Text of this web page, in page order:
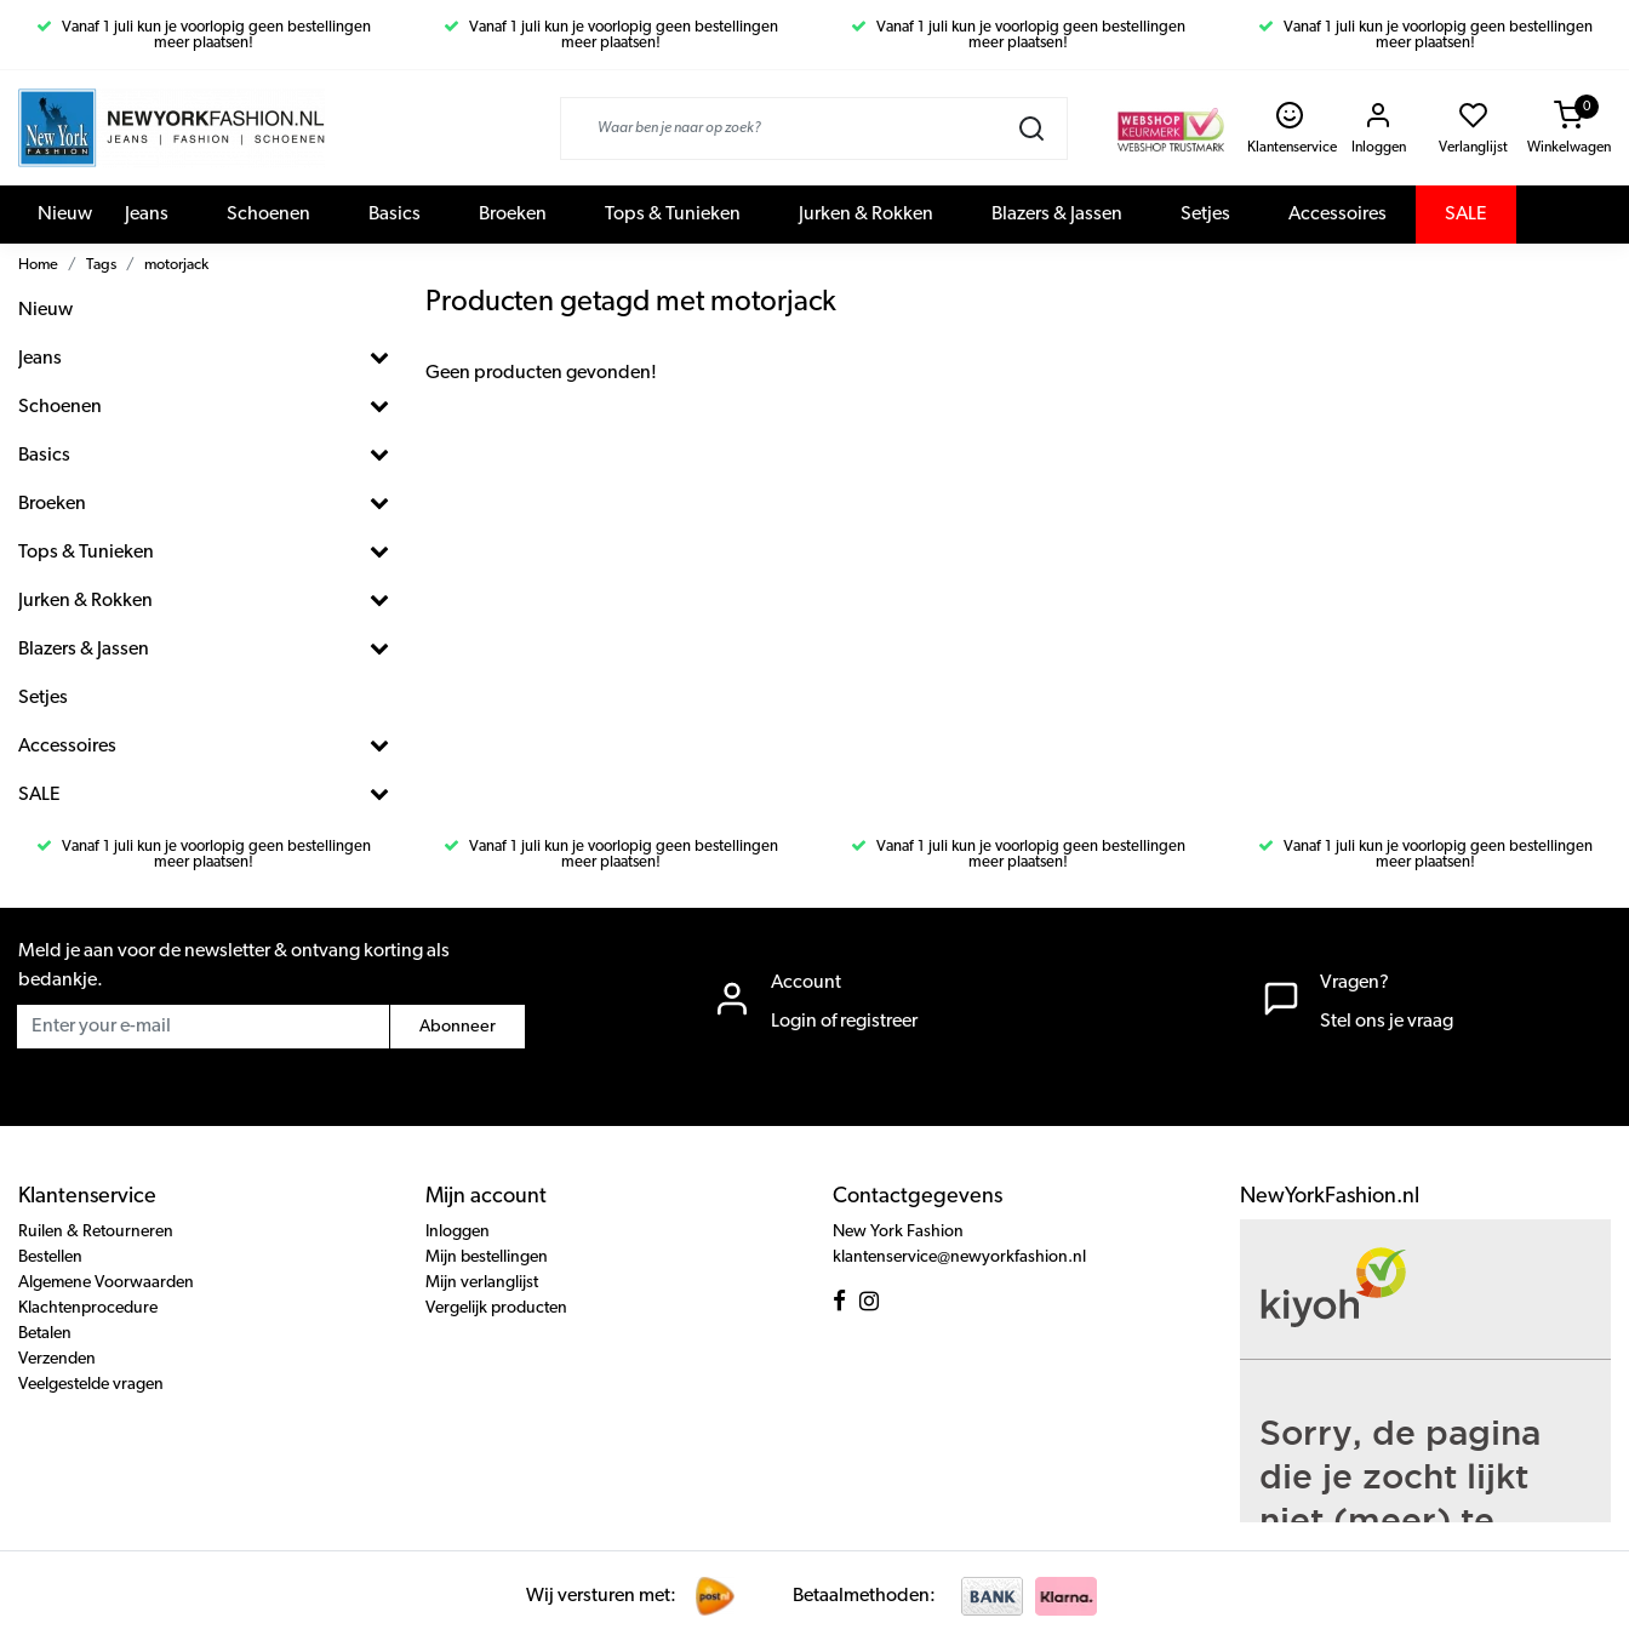
Vanaf 1 juli kun je voorlopig geen bestellingen
meer plaatsen!
Vanaf 1 juli kun je voorlopig geen bestellingen
meer plaatsen!
Vanaf 1 juli kun je voorlopig geen bestellingen
meer plaatsen!
Vanaf 1 juli kun je voorlopig geen bestellingen
meer plaatsen!
Klantenservice Inloggen Verlanglijst Winkelwagen
0
Nieuw Jeans Schoenen Basics Broeken Tops & Tunieken Jurken & Rokken Blazers & Jassen Setjes Accessoires SALE
Home Tags motorjack
Nieuw
Jeans
Schoenen
Basics
Broeken
Tops & Tunieken
Jurken & Rokken
Blazers & Jassen
Setjes
Accessoires
SALE
Producten getagd met motorjack
Geen producten gevonden!
Vanaf 1 juli kun je voorlopig geen bestellingen
meer plaatsen!
Vanaf 1 juli kun je voorlopig geen bestellingen
meer plaatsen!
Vanaf 1 juli kun je voorlopig geen bestellingen
meer plaatsen!
Vanaf 1 juli kun je voorlopig geen bestellingen
meer plaatsen!
Meld je aan voor de newsletter & ontvang korting als
bedankje.
Abonneer
Account
Login of registreer
Vragen?
Stel ons je vraag
Klantenservice
Ruilen & Retourneren
Bestellen
Algemene Voorwaarden
Klachtenprocedure
Betalen
Verzenden
Veelgestelde vragen
Mijn account
Inloggen
Mijn bestellingen
Mijn verlanglijst
Vergelijk producten
Contactgegevens
New York Fashion
klantenservice@newyorkfashion.nl
NewYorkFashion.nl
Wij versturen met: Betaalmethoden: